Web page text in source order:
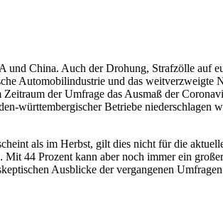
China. Auch der Drohung, Strafzölle auf
Automobilindustrie und das
der Umfrage das Ausmaß der
württembergischer Betriebe niederschlagen
als im Herbst, gilt dies nicht für die
44 Prozent kann aber noch immer ein
Ausblicke der vergangenen